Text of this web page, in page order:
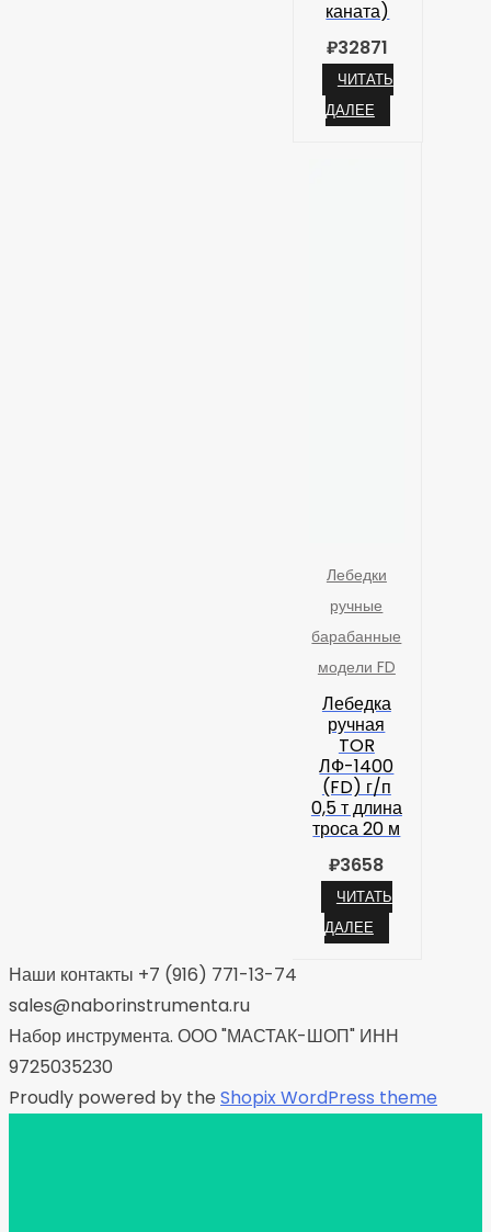
каната)
₽32871
ЧИТАТЬ
ДАЛЕЕ
Лебедки
ручные
барабанные
модели FD
Лебедка
ручная
TOR
ЛФ-1400
(FD) г/п
0,5 т длина
троса 20 м
₽3658
ЧИТАТЬ
ДАЛЕЕ
Наши контакты +7 (916) 771-13-74
sales@naborinstrumenta.ru
Набор инструмента. ООО "МАСТАК-ШОП" ИНН
9725035230
Proudly powered by the Shopix WordPress theme